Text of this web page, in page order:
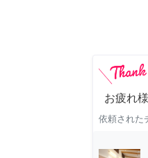
お疲れ
依頼された